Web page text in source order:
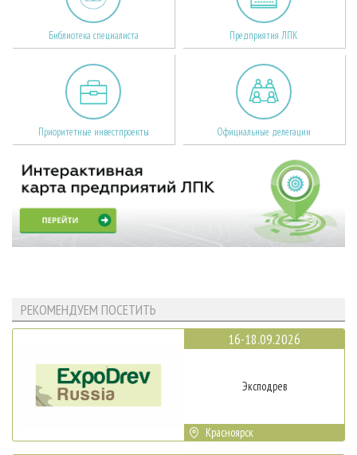
Библиотека специалиста Предприятия ЛПК
Приоритетные инвестпроекты Официальные делегации
РЕКОМЕНДУЕМ ПОСЕТИТЬ
16-18.09.2026
Эксподрев
Красноярск